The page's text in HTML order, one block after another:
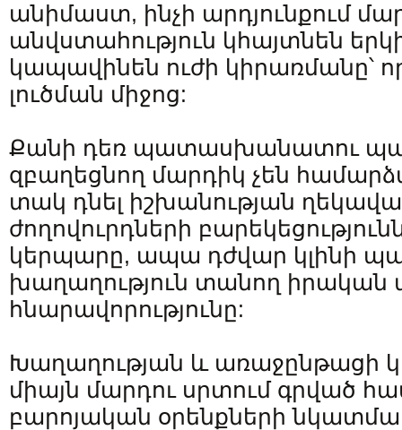
անիմաստ, ինչի արդյունքում
անվստահություն կհայտնեն
կապավինեն ուժի կիրառմանը՝
լուծման միջոց:
Քանի դեռ պատասխանատու
զբաղեցնող մարդիկ չեն
տակ դնել իշխանության
ժողովուրդների
կերպարը, ապա դժվար կլինի
խաղաղություն տանող իրական
հնարավորությունը:
Խաղաղության և առաջընթացի
միայն մարդու սրտում գրված
բարոյական օրենքների